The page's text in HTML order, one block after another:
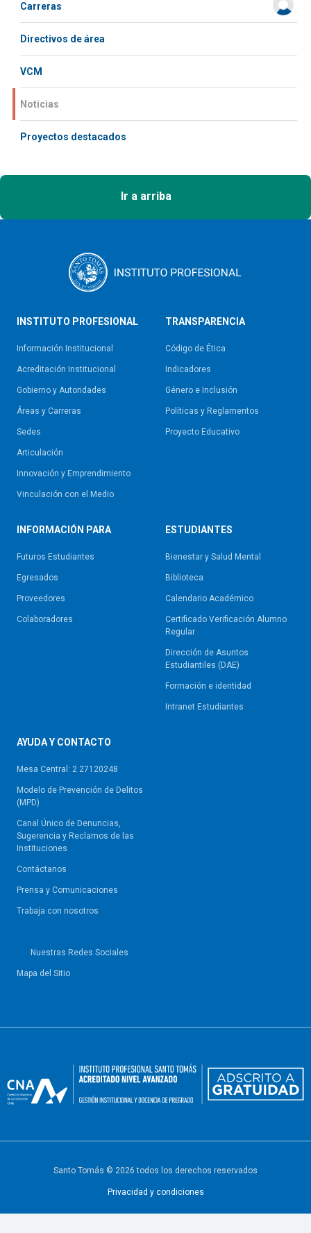
Carreras
Directivos de área
VCM
Noticias
Proyectos destacados
Ir a arriba
INSTITUTO PROFESIONAL
Información Institucional
Acreditación Institucional
Gobierno y Autoridades​
Áreas y Carreras
Sedes
Articulación
Innovación y Emprendimiento
Vinculación con el Medio
TRANSPARENCIA
Código de Ética
Indicadores
Género e Inclusión
Políticas y Reglamentos​
Proyecto Educativo
INFORMACIÓN PARA
Futuros Estudiantes
Egresados
Proveedores
Colaboradores
ESTUDIANTES
Bienestar y Salud Mental
Biblioteca
Calendario Académico
Certificado Verificación Alumno
Regular
Dirección de Asuntos
Estudiantiles (DAE)
Formación e identidad
Intranet Estudiantes
AYUDA Y CONTACTO
Mesa Central: 2 27120248
Modelo de Prevención de Delitos
(MPD)
Canal Único de Denuncias,
Sugerencia y Reclamos de las
Instituciones
Contáctanos
Prensa y Comunicaciones
Trabaja con nosotros
Nuestras Redes Sociales
Mapa del Sitio
Santo Tomás © 2026 todos los derechos reservados
Privacidad y condiciones